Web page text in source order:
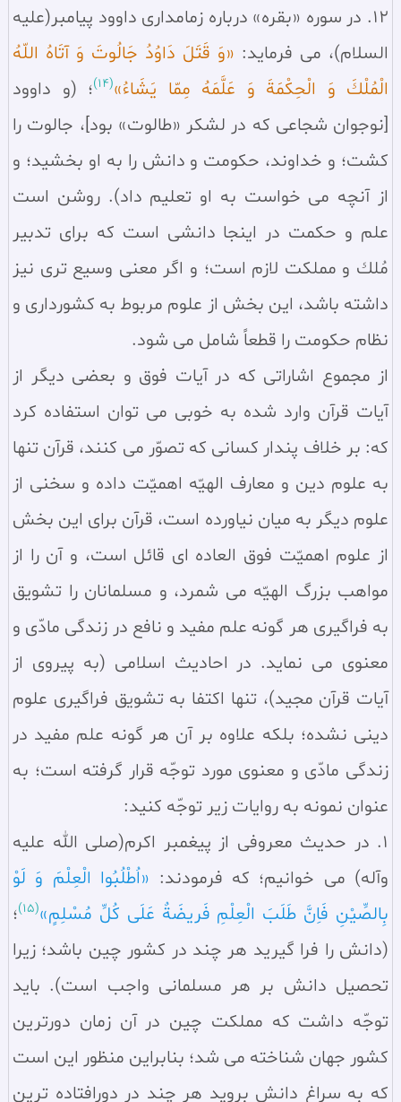
12. در سوره «بقره» درباره زمامدارى داوود پيامبر(عليه
السلام)، مى فرمايد: «وَ قَتَلَ دَاوُدُ جَالُوتَ وَ آتَاهُ اللّهُ
الْمُلْكَ وَ الْحِكْمَةَ وَ عَلَّمَهُ مِمّا يَشَاءُ»(14)
؛ (و داوود
[نوجوان شجاعى که در لشکر «طالوت» بود]، جالوت را
کشت؛ و خداوند، حکومت و دانش را به او بخشید؛ و
از آنچه مى خواست به او تعلیم داد). روشن است
علم و حكمت در اينجا دانشى است كه براى تدبير
مُلك و مملكت لازم است؛ و اگر معنى وسيع ترى نيز
داشته باشد، اين بخش از علوم مربوط به كشوردارى و
نظام حكومت را قطعاً شامل مى شود.
از مجموع اشاراتى كه در آيات فوق و بعضى ديگر از
آيات قرآن وارد شده به خوبى مى توان استفاده كرد
كه: بر خلاف پندار كسانى كه تصوّر مى كنند، قرآن تنها
به علوم دين و معارف الهيّه اهميّت داده و سخنى از
علوم ديگر به ميان نياورده است، قرآن براى اين بخش
از علوم اهميّت فوق العاده اى قائل است، و آن را از
مواهب بزرگ الهيّه مى شمرد، و مسلمانان را تشويق
به فراگيرى هر گونه علم مفيد و نافع در زندگى مادّى و
معنوى مى نمايد. در احاديث اسلامى (به پيروى از
آيات قرآن مجيد)، تنها اكتفا به تشويق فراگيرى علوم
دينى نشده؛ بلكه علاوه بر آن هر گونه علم مفيد در
زندگى مادّى و معنوى مورد توجّه قرار گرفته است؛ به
عنوان نمونه به روايات زير توجّه كنيد:
1. در حديث معروفى از پيغمبر اكرم(صلى الله عليه
وآله) مى خوانيم؛ كه فرمودند: «اُطْلُبُوا الْعِلْمَ وَ لَوْ
بِالصِّيْنِ فَاِنَّ طَلَبَ الْعِلْمِ فَريضَةٌ عَلَى كُلِّ مُسْلِمٍ»(15)
؛
(دانش را فرا گيريد هر چند در كشور چين باشد؛ زيرا
تحصيل دانش بر هر مسلمانى واجب است). بايد
توجّه داشت كه مملكت چين در آن زمان دورترين
كشور جهان شناخته مى شد؛ بنابراين منظور اين است
كه به سراغ دانش برويد هر چند در دورافتاده ترين